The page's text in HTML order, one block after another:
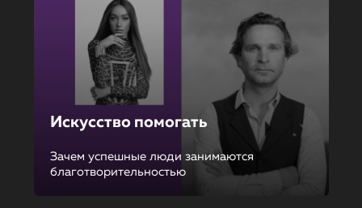
Искусство помогать
Зачем успешные люди занимаются
благотворительностью